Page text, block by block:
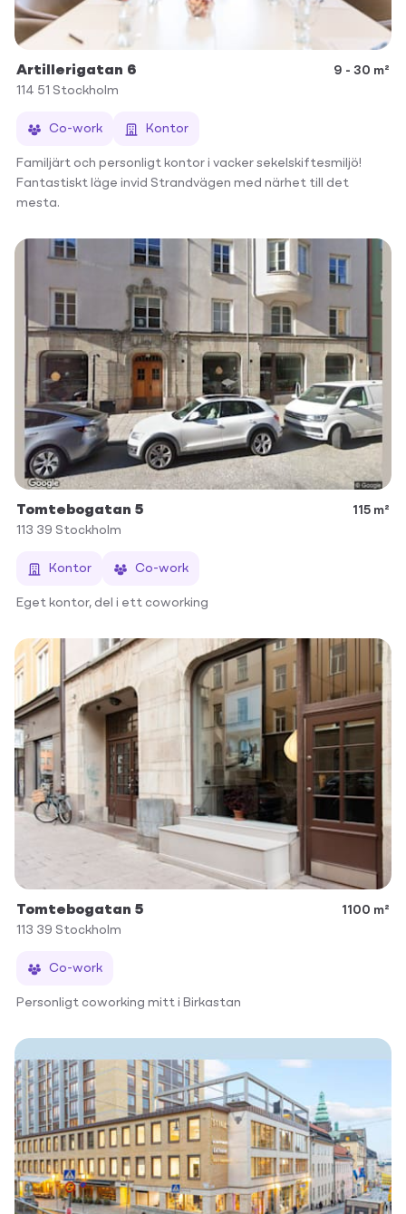
Artillerigatan 6
9 - 30 m²
114 51 Stockholm
Co-work Kontor
Familjärt och personligt kontor i vacker sekelskiftesmiljö!
Fantastiskt läge invid Strandvägen med närhet till det
mesta.
Tomtebogatan 5
115 m²
113 39 Stockholm
Kontor Co-work
Eget kontor, del i ett coworking
Tomtebogatan 5
1100 m²
113 39 Stockholm
Co-work
Personligt coworking mitt i Birkastan